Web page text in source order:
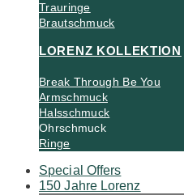
Trauringe
Brautschmuck
LORENZ KOLLEKTION
Break Through Be You
Armschmuck
Halsschmuck
Ohrschmuck
Ringe
Special Offers
150 Jahre Lorenz